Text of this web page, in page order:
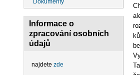
Dokumenty
Informace o
zpracování osobních
údajů
najdete zde